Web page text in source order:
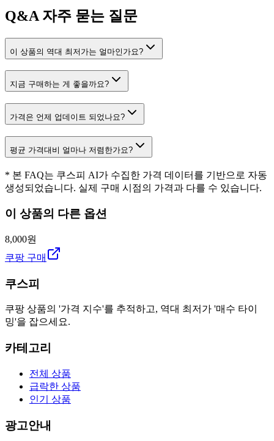
Q&A 자주 묻는 질문
이 상품의 역대 최저가는 얼마인가요?
지금 구매하는 게 좋을까요?
가격은 언제 업데이트 되었나요?
평균 가격대비 얼마나 저렴한가요?
* 본 FAQ는 쿠스피 AI가 수집한 가격 데이터를 기반으로 자동
생성되었습니다. 실제 구매 시점의 가격과 다를 수 있습니다.
이 상품의 다른 옵션
8,000원
쿠팡 구매
쿠스피
쿠팡 상품의 '가격 지수'를 추적하고, 역대 최저가 '매수 타이
밍'을 잡으세요.
카테고리
전체 상품
급락한 상품
인기 상품
광고안내